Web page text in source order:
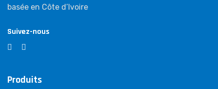
basée en Côte d’Ivoire
Suivez-nous
Produits